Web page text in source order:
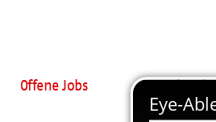
Offene Jobs AWO als